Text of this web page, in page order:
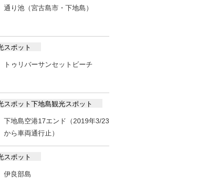
通り池（宮古島市・下地島）
スポット
トゥリバーサンセットビーチ
スポット下地島観光スポット
下地島空港17エンド（2019年3/23
から車両通行止）
スポット
伊良部島